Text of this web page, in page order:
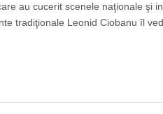
au cucerit scenele naţionale şi
tradiţionale Leonid Ciobanu îl